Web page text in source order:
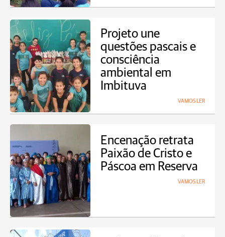
Projeto une
questões pascais e
consciência
ambiental em
Imbituva
VAMOS LER
Encenação retrata
Paixão de Cristo e
Páscoa em Reserva
VAMOS LER